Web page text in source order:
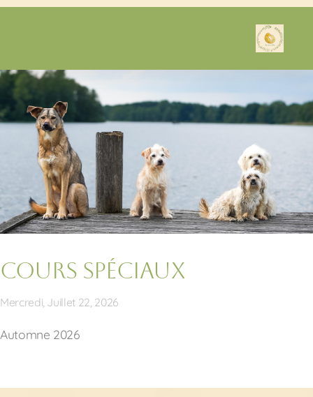
Cours spéciaux
Mercredi, Juillet 22, 2026
Automne 2026